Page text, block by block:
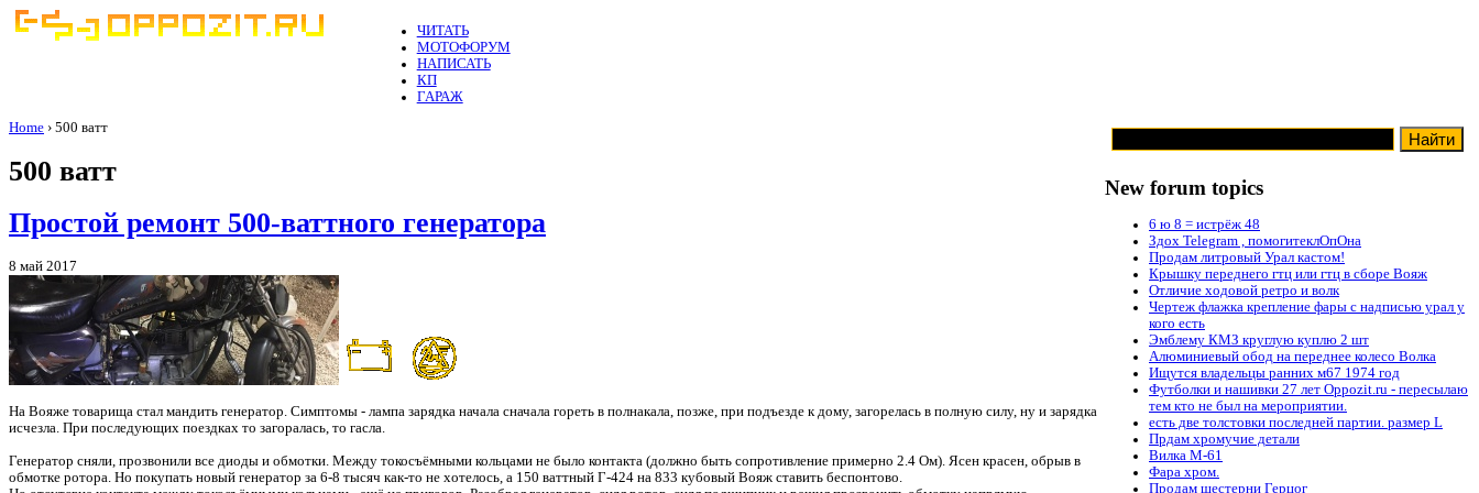
ЧИТАТЬ
МОТОФОРУМ
НАПИСАТЬ
КП
ГАРАЖ
Home › 500 ватт
500 ватт
Простой ремонт 500-ваттного генератора
8 май 2017
На Вояже товарища стал мандить генератор. Симптомы - лампа зарядка начала сначала гореть в полнакала, позже, при подъезде к дому, загорелась в полную силу, ну и зарядка
исчезла. При последующих поездках то загоралась, то гасла.
Генератор сняли, прозвонили все диоды и обмотки. Между токосъёмными кольцами не было контакта (должно быть сопротивление примерно 2.4 Ом). Ясен красен, обрыв в
обмотке ротора. Но покупать новый генератор за 6-8 тысяч как-то не хотелось, а 150 ваттный Г-424 на 833 кубовый Вояж ставить беспонтово.
New forum topics
6 ю 8 = истрёж 48
Здох Telegram , помогитеклОпОна
Продам литровый Урал кастом!
Крышку переднего гтц или гтц в сборе Вояж
Отличие ходовой ретро и волк
Чертеж флажка крепление фары с надписью урал у
кого есть
Эмблему КМЗ круглую куплю 2 шт
Алюминиевый обод на переднее колесо Волка
Ищутся владельцы ранних м67 1974 год
Футболки и нашивки 27 лет Oppozit.ru - пересылаю
тем кто не был на мероприятии.
есть две толстовки последней партии. размер L
Прдам хромучие детали
Вилка М-61
Фара хром.
Продам шестерни Герцог